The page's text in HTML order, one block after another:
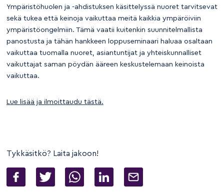
Ympäristöhuolen ja -ahdistuksen käsittelyssä nuoret tarvitsevat
sekä tukea että keinoja vaikuttaa meitä kaikkia ympäröiviin
ympäristöongelmiin. Tämä vaatii kuitenkin suunnitelmallista
panostusta ja tähän hankkeen loppuseminaari haluaa osaltaan
vaikuttaa tuomalla nuoret, asiantuntijat ja yhteiskunnalliset
vaikuttajat saman pöydän ääreen keskustelemaan keinoista
vaikuttaa.
Lue lisää ja ilmoittaudu tästä.
Tykkäsitkö? Laita jakoon!